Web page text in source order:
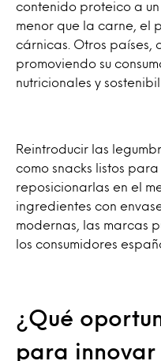
contenido proteico a
menor que la carne, el
cárnicas. Otros países,
promoviendo su
nutricionales y
Reintroducir las
como snacks listos
reposicionarlas en el
ingredientes con
modernas, las marcas
los consumidores
¿Qué
para innovar